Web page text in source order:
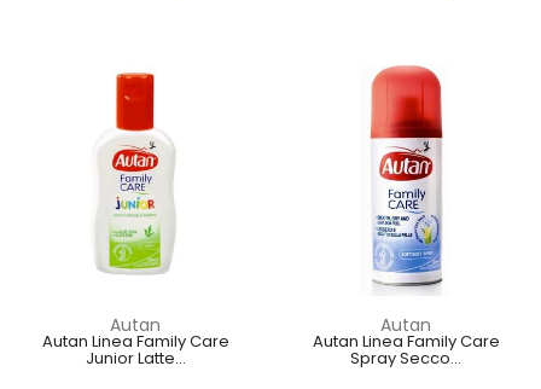
Autan
Autan Linea Family Care
Junior Latte...
Autan
Autan Linea Family Care
Spray Secco...